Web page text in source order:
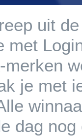
uit
met
merken
je met
dag